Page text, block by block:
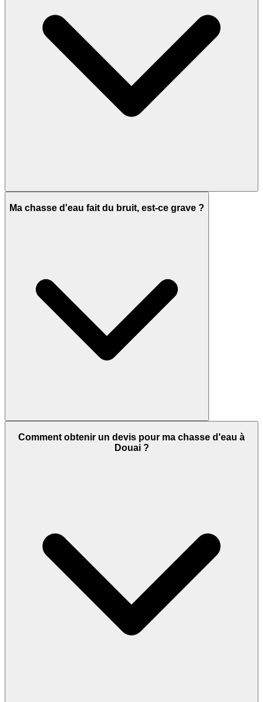
Ma chasse d'eau fait du bruit, est-ce grave ?
Comment obtenir un devis pour ma chasse d'eau à
Douai ?